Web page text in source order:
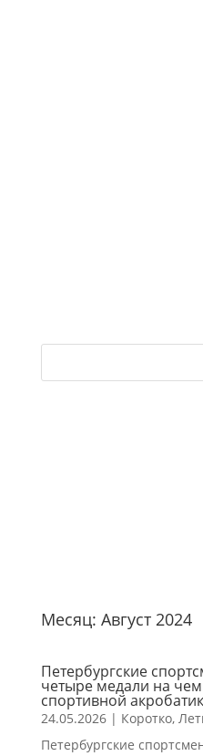
Месяц: Август 2024
Петербургские
четыре медали на
спортивной
24.05.2026| Коротко,
Петербургские